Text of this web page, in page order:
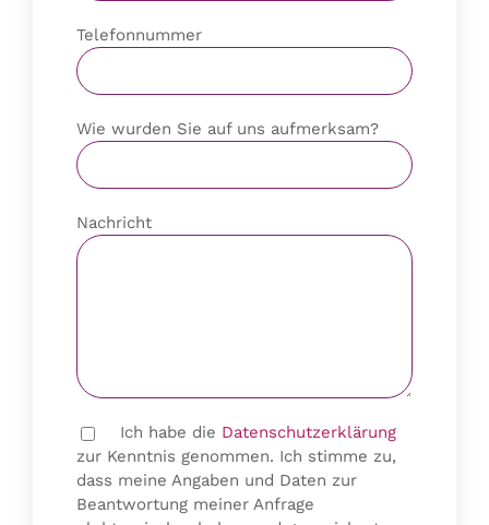
Telefonnummer
Wie wurden Sie auf uns aufmerksam?
Nachricht
Ich habe die Datenschutzerklärung
zur Kenntnis genommen. Ich stimme zu,
dass meine Angaben und Daten zur
Beantwortung meiner Anfrage